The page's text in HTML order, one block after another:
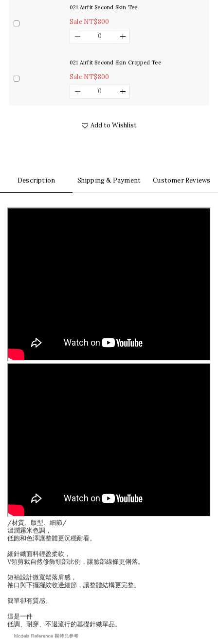
021 Airfit Second Skin Tee
Sale NT$800
021 Airfit Second Skin Cropped Tee
Sale NT$800
Add to Wishlist
Description Shipping & Payment Customer Reviews
/材質、版型、細節/
溫潤霧米色調，
低飽和色澤讓整體更沉穩耐看。
細針織面料輕盈柔軟，
V領剪裁自然修飾頸部比例，讓臉部線條更俐落。
短袖設計微寬鬆落肩感，
袖口與下擺羅紋收邊細節，讓整體結構更完整。
簡單卻有質感。
這是一件
低調、耐穿、不退流行的基礎針織單品。